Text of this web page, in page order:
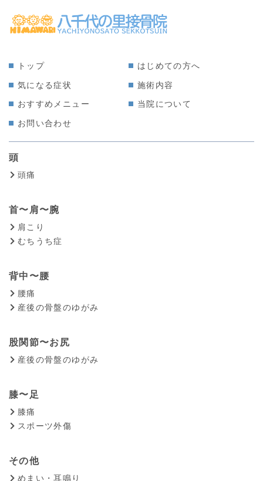
トップ はじめての方へ
気になる症状 施術内容
おすすめメニュー 当院について
お問い合わせ
頭
頭痛
首〜肩〜腕
肩こり
むちうち症
背中〜腰
腰痛
産後の骨盤のゆがみ
股関節〜お尻
産後の骨盤のゆがみ
膝〜足
膝痛
スポーツ外傷
その他
めまい・耳鳴り